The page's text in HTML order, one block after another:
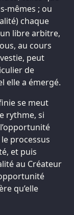
mêmes ; ou
chaque
un libre arbitre,
au cours
peut
de
elle a émergé.
se meut
rythme, si
processus
et puis
au Créateur
qu’elle